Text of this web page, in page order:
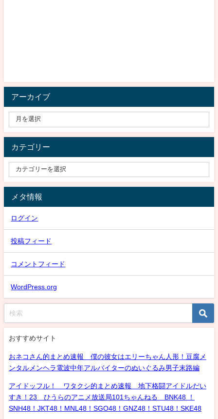
アーカイブ
カテゴリー
メタ情報
ログイン
投稿フィード
コメントフィード
WordPress.org
おすすめサイト
おネコさん的まとめ速報 僕の彼女はエリーちゃん人形！豆腐メ
ンタルメンヘラ電波中年アルバイターのぬいぐるみ男子末路編
アイドッフル！ ワタクシ的まとめ速報 地下格闘アイドルだい
すき！23 ひうらのアニメ放送局101ちゃんねる BNK48 ！
SNH48！JKT48！MNL48！SGO48！GNZ48！STU48！SKE48